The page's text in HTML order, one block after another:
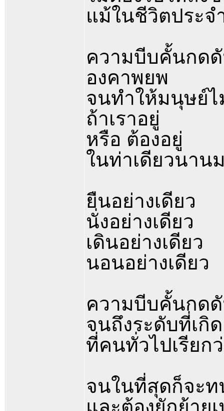
แม้ในชีวิตประจ
ความบีบคั้นกด
องคาพยพ
จนทำให้มนุษย์ไ
ถ้าเราอยู่
หรือ ต้องอยู่
ในท่าเดียวนาน
ยืนอย่างเดียว
นั่งอย่างเดียว
เดินอย่างเดียว
นอนอย่างเดียว
ความบีบคั้นกด
จนถึงระดับที่เกิ
ที่คนทั่วไปเรียก
จนในที่สุดก็จะท